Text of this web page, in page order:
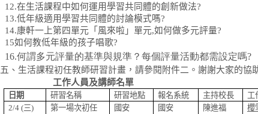
12.在生活課程中如何運用學習共同體的創新做法?
13.低年級適用學習共同體的討論模式嗎?
14.康軒一上第四單元「風來啦」單元,如何做多元評量?
15如何教低年級的孩子唱歌?
16.何謂多元評量的基準與規準？每個評量活動都需設定嗎?
五、生活課程初任教師研習計畫，請參閱附件二。謝謝大家的協
工作人員及講師名單
日期 研習名稱 研習地點 報名系統 主持校長 工
2/4 (三)
第一場次初任
國安
國安
陳進福
櫻